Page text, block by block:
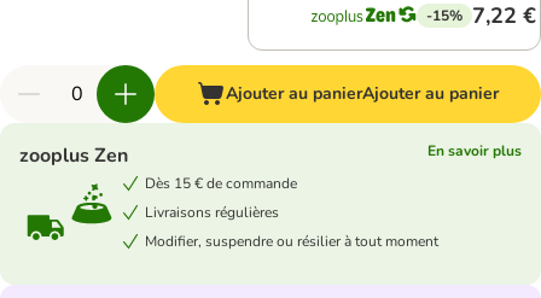
-15% 7,22 €
Ajouter au panierAjouter au panier
zooplus Zen
En savoir plus
Dès 15 € de commande
Livraisons régulières
Modifier, suspendre ou résilier à tout moment